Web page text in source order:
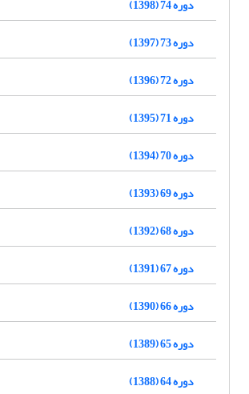
دوره 74 (1398)
دوره 73 (1397)
دوره 72 (1396)
دوره 71 (1395)
دوره 70 (1394)
دوره 69 (1393)
دوره 68 (1392)
دوره 67 (1391)
دوره 66 (1390)
دوره 65 (1389)
دوره 64 (1388)